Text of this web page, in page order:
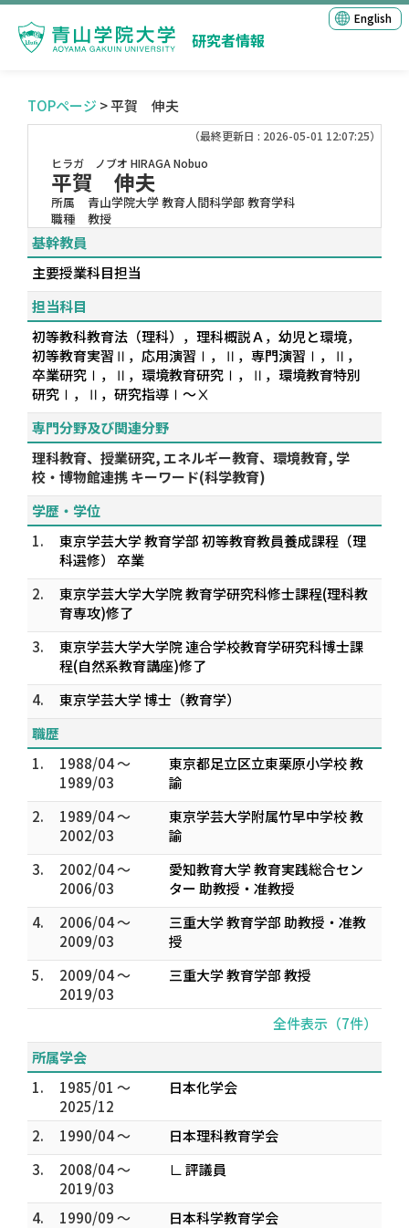
研究者情報
English
TOPページ > 平賀 伸夫
（最終更新日 : 2026-05-01 12:07:25）
ヒラガ ノブオ HIRAGA Nobuo
平賀 伸夫
所属
青山学院大学 教育人間科学部 教育学科
職種
教授
基幹教員
主要授業科目担当
担当科目
初等教科教育法（理科），理科概説Ａ，幼児と環境，
初等教育実習Ⅱ，応用演習Ⅰ，Ⅱ，専門演習Ⅰ，Ⅱ，
卒業研究Ⅰ，Ⅱ，環境教育研究Ⅰ，Ⅱ，環境教育特別
研究Ⅰ，Ⅱ，研究指導Ⅰ～Ⅹ
専門分野及び関連分野
理科教育、授業研究, エネルギー教育、環境教育, 学
校・博物館連携 キーワード(科学教育)
学歴・学位
1.
東京学芸大学 教育学部 初等教育教員養成課程（理
科選修） 卒業
2.
東京学芸大学大学院 教育学研究科修士課程(理科教
育専攻)修了
3.
東京学芸大学大学院 連合学校教育学研究科博士課
程(自然系教育講座)修了
4.
東京学芸大学 博士（教育学）
職歴
1.
1988/04 ～
1989/03
東京都足立区立東栗原小学校 教
諭
2.
1989/04 ～
2002/03
東京学芸大学附属竹早中学校 教
諭
3.
2002/04 ～
2006/03
愛知教育大学 教育実践総合セン
ター 助教授・准教授
4.
2006/04 ～
2009/03
三重大学 教育学部 助教授・准教
授
5.
2009/04 ～
2019/03
三重大学 教育学部 教授
全件表示（7件）
所属学会
1.
1985/01 ～
2025/12
日本化学会
2. 1990/04 ～
日本理科教育学会
3.
2008/04 ～
2019/03
∟ 評議員
4. 1990/09 ～
日本科学教育学会